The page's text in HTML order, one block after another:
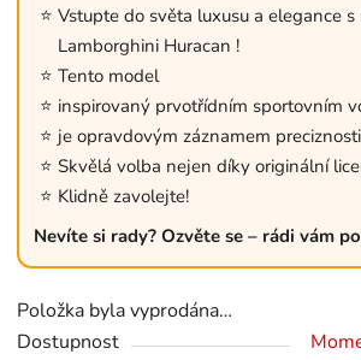
hvězdiček.
Vstupte do světa luxusu a elegance
Lamborghini Huracan !
Tento model
inspirovaný prvotřídním sportovním
je opravdovým záznamem
Skvělá volba nejen díky originální
Klidně zavolejte!
Nevíte si rady? Ozvěte se – rádi vám
Položka byla vyprodána…
Dostupnost